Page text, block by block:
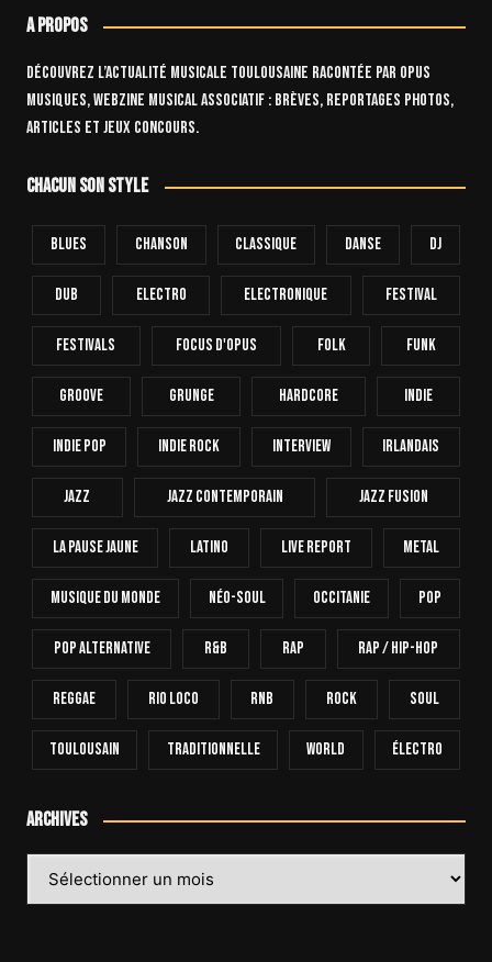
A propos
Découvrez l’actualité musicale toulousaine racontée par OPUS
Musiques, webzine musical associatif : brèves, reportages photos,
articles et jeux concours.
Chacun son style
Blues Chanson Classique Danse Dj
Dub Electro Electronique FESTIVAL
Festivals Focus D'Opus Folk Funk
Groove Grunge Hardcore INDIE
Indie Pop Indie Rock Interview Irlandais
Jazz Jazz Contemporain Jazz Fusion
La Pause Jaune Latino Live Report Metal
Musique Du Monde Néo-Soul Occitanie Pop
Pop Alternative R&B Rap Rap / Hip-Hop
Reggae Rio Loco RnB Rock Soul
Toulousain Traditionnelle World Électro
Archives